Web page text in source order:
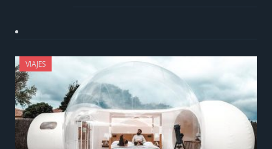
VIAJES